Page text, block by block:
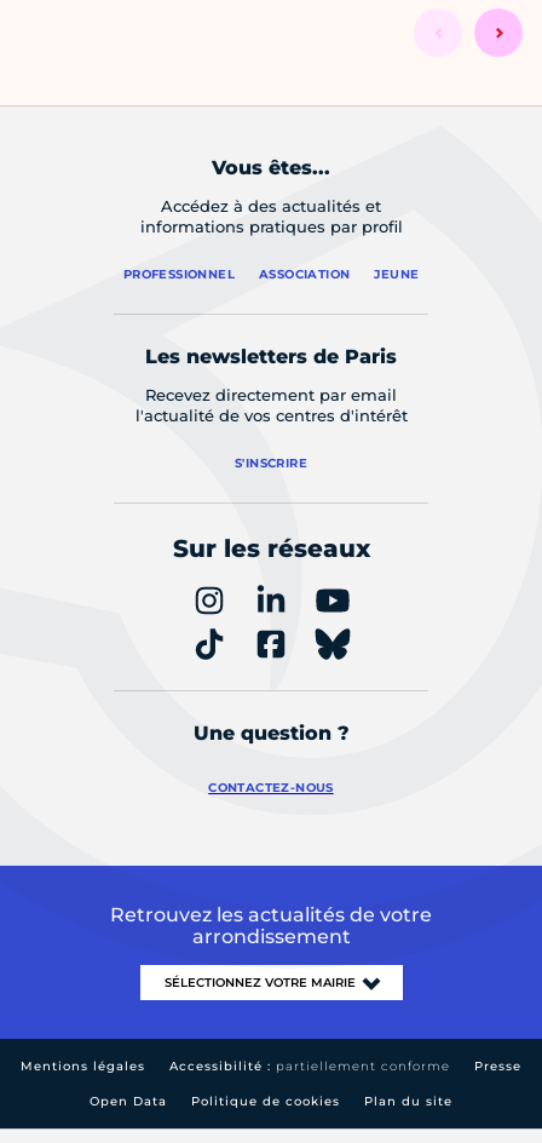
Vous êtes...
Accédez à des actualités et
informations pratiques par profil
PROFESSIONNEL ASSOCIATION JEUNE
Les newsletters de Paris
Recevez directement par email
l'actualité de vos centres d'intérêt
S'INSCRIRE
Sur les réseaux
Une question ?
CONTACTEZ-NOUS
Retrouvez les actualités de votre
arrondissement
Mentions légales Accessibilité : partiellement conforme Presse
Open Data Politique de cookies Plan du site